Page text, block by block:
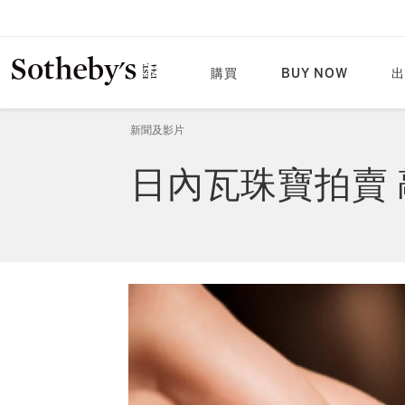
購買 BUY NOW
新聞及影片
日內瓦珠寶拍賣